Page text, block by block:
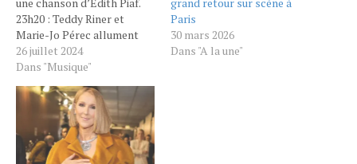
23h20 : Teddy Riner et
Marie-Jo Pérec allument
ensemble la flamme
olympique ! Céline Dion
apparaît sur scène au
premier étage de la tour
Eiffel. La diva canadienne
que l’on avait plus vue sur
scène depuis cinq…
26 juillet 2024
Dans "Musique"
Paris
30 mars 2026
Dans "A la une"